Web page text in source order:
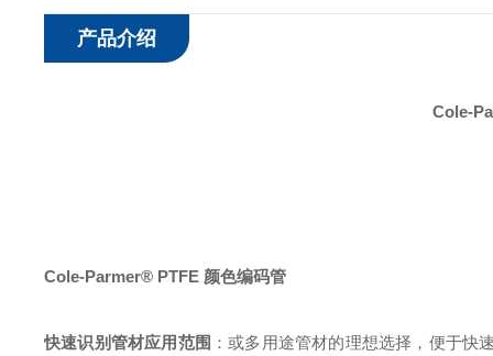
产品介绍
Cole-
Cole-Parmer® PTFE 颜色编码管
快速识别管材应用范围 ：或多用途管材的理想选择，便于快